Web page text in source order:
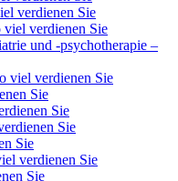
verdienen Sie
viel verdienen Sie
und -psychotherapie –
viel verdienen Sie
Sie
Sie
Sie
Sie
verdienen Sie
Sie